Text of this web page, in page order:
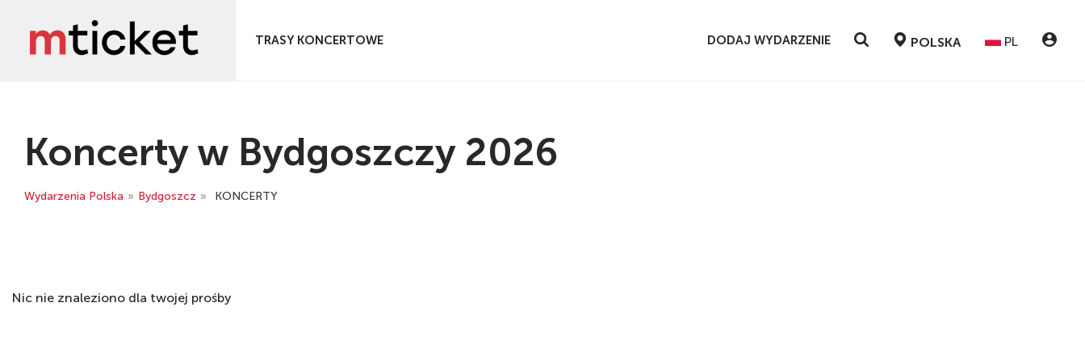
TRASY KONCERTOWE DODAJ WYDARZENIE POLSKA PL
Koncerty w Bydgoszczy 2026
Wydarzenia Polska » Bydgoszcz » KONCERTY
Nic nie znaleziono dla twojej prośby